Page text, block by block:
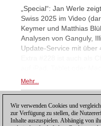
„Special“: Jan Werle
Swiss 2025 im Video
Keymer und Matthias
Analysen von Ganguly,
Update-Service mit über
Mehr...
Wir verwenden Cookies und
zur Verfügung zu stellen, die
Inhalte auszuspielen. Abhängig von